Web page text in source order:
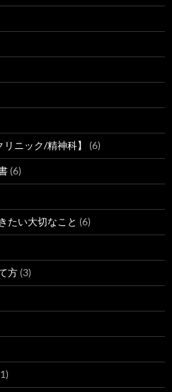
ニック/精神科】 (6)
(6)
たい大切なこと (6)
方 (3)